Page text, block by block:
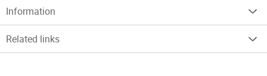
Information
Related links